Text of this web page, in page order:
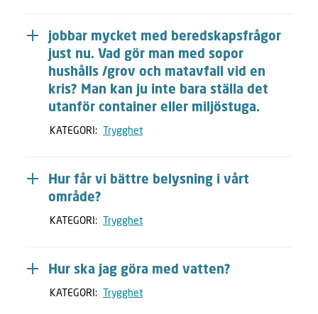
jobbar mycket med beredskapsfrågor
just nu. Vad gör man med sopor
hushålls /grov och matavfall vid en
kris? Man kan ju inte bara ställa det
utanför container eller miljöstuga.
KATEGORI: Trygghet
Hur får vi bättre belysning i vårt
område?
KATEGORI: Trygghet
Hur ska jag göra med vatten?
KATEGORI: Trygghet